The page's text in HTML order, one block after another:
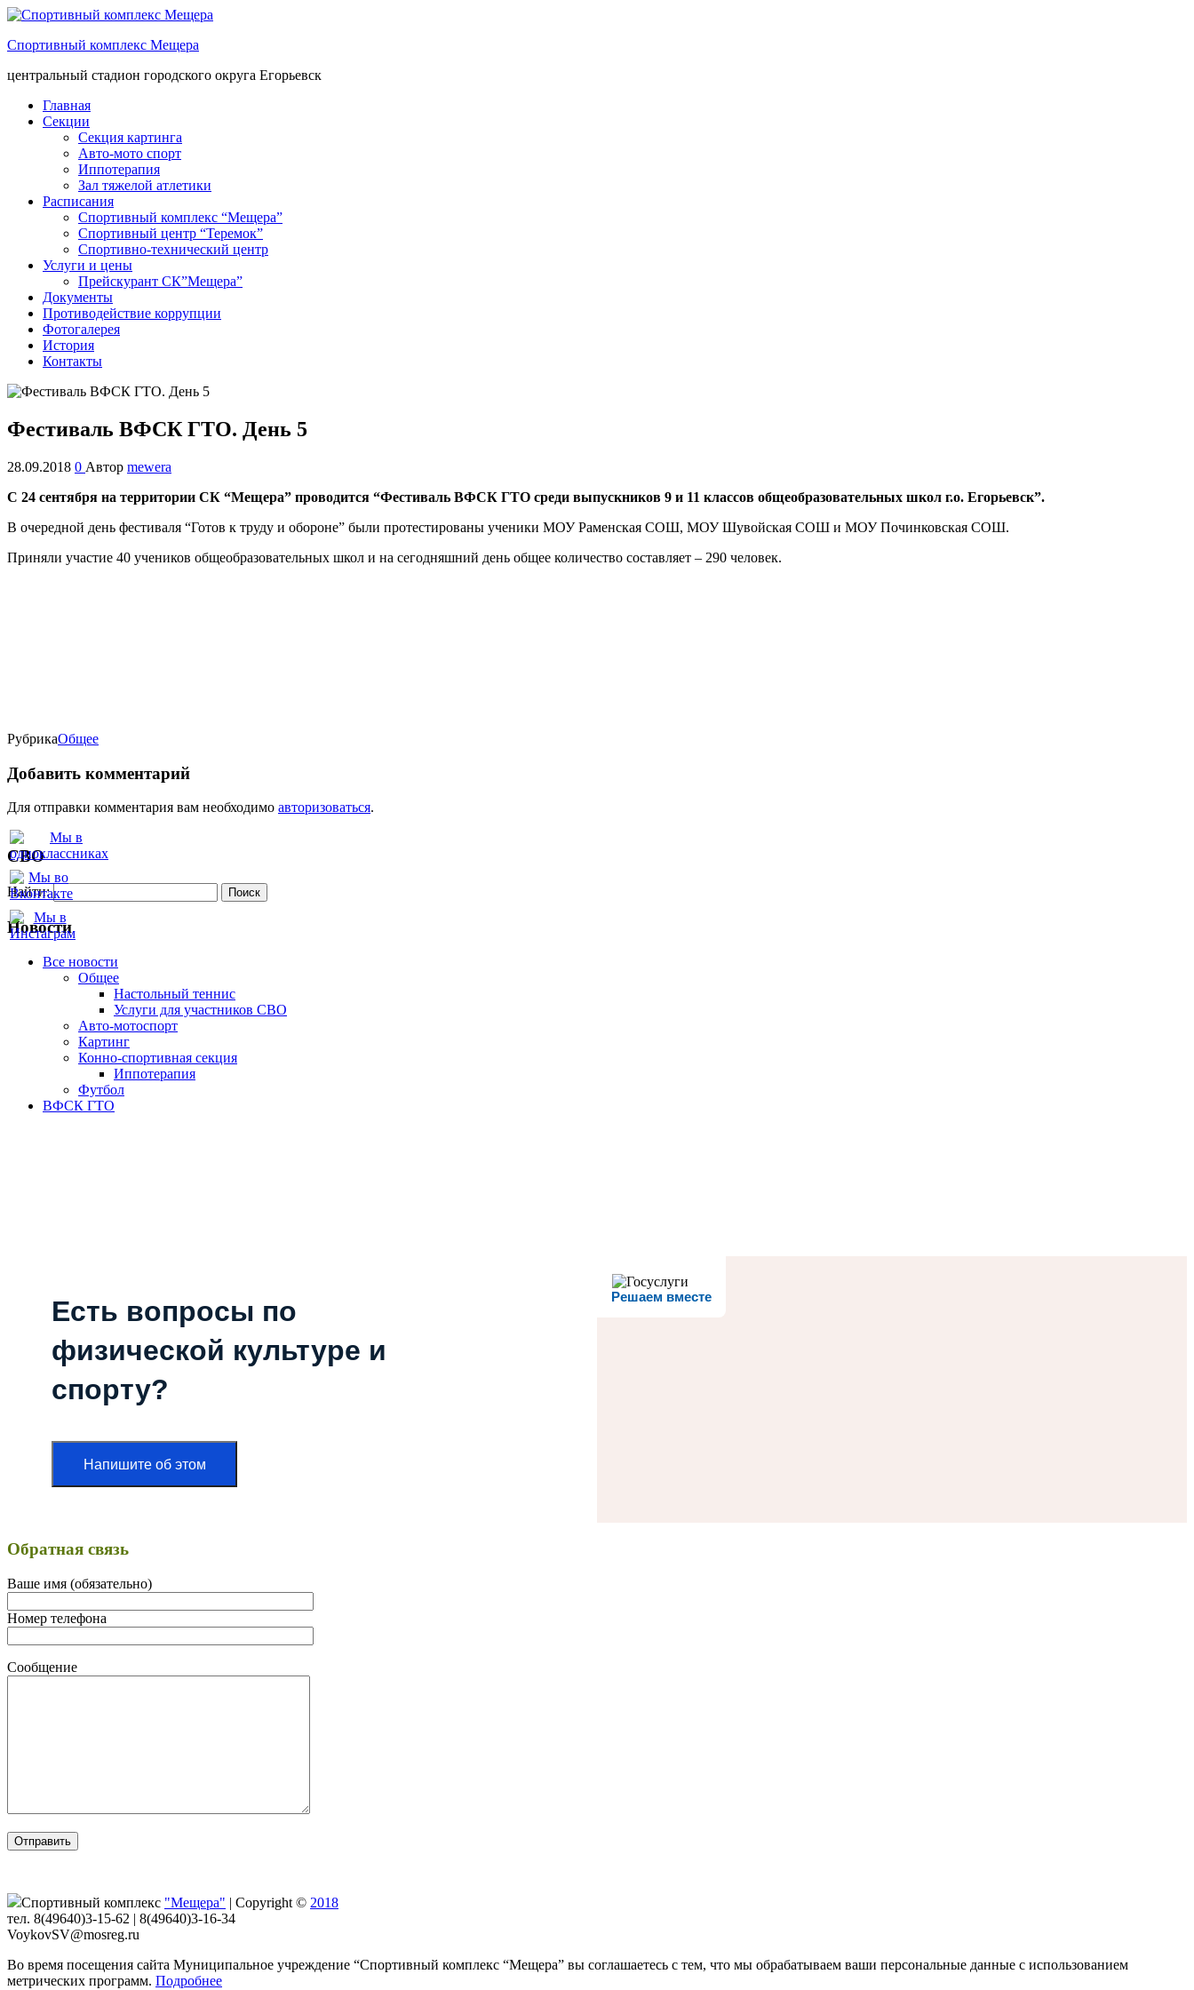
Спортивный комплекс Мещера
центральный стадион городского округа Егорьевск
Главная
Секции
Секция картинга
Авто-мото спорт
Иппотерапия
Зал тяжелой атлетики
Расписания
Спортивный комплекс “Мещера”
Спортивный центр “Теремок”
Спортивно-технический центр
Услуги и цены
Прейскурант СК”Мещера”
Документы
Противодействие коррупции
Фотогалерея
История
Контакты
Фестиваль ВФСК ГТО. День 5
28.09.2018 0 Автор mewera
С 24 сентября на территории СК “Мещера” проводится “Фестиваль ВФСК ГТО среди выпускников 9 и 11 классов общеобразовательных школ г.о. Егорьевск”.
В очередной день фестиваля “Готов к труду и обороне” были протестированы ученики МОУ Раменская СОШ, МОУ Шувойская СОШ и МОУ Починковская СОШ.
Приняли участие 40 учеников общеобразовательных школ и на сегодняшний день общее количество составляет – 290 человек.
РубрикаOбщее
Добавить комментарий
Для отправки комментария вам необходимо авторизоваться.
СВО
Найти:
Новости
Все новости
Oбщее
Настольный теннис
Услуги для участников СВО
Авто-мотоспорт
Картинг
Конно-спортивная секция
Иппотерапия
Футбол
ВФСК ГТО
Решаем вместе
Есть вопросы по
физической культуре и
спорту?
Напишите об этом
Обратная связь
Ваше имя (обязательно)
Номер телефона
Сообщение
Спортивный комплекс "Мещера" | Copyright © 2018
тел. 8(49640)3-15-62 | 8(49640)3-16-34
VoykovSV@mosreg.ru
Во время посещения сайта Муниципальное учреждение “Спортивный комплекс “Мещера” вы соглашаетесь с тем, что мы обрабатываем ваши персональные данные с использованием
метрических программ. Подробнее